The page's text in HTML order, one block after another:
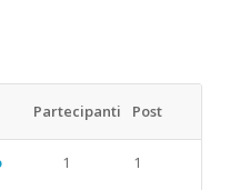
Partecipanti Post
1 1